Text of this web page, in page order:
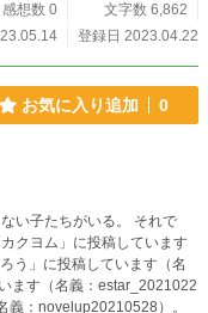
感想数 0
文字数 6,862
登録日 2023.04.22
お気に入り追加 0
い子たちがいる。 それで
う」に投稿しています（名
ます（名義：estar_2021022
義：novelup20210528）。